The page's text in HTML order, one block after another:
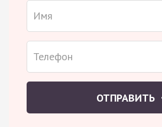
ОТПРАВИТЬ